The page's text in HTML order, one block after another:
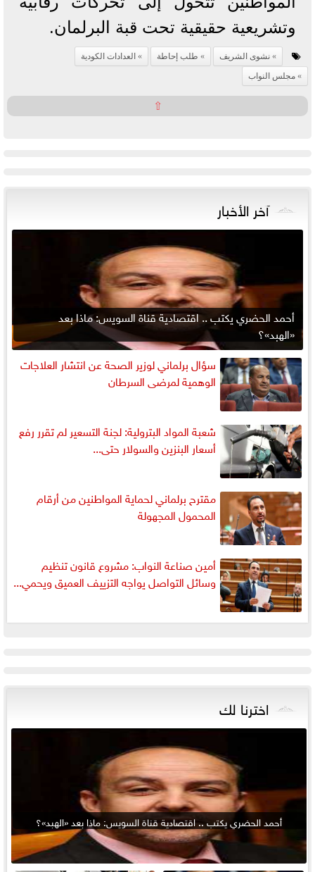
وتشريعية حقيقية تحت قبة البرلمان.
نشوى الشريف طلب إحاطة
العدادات الكودية
مجلس النواب
⇧
آخر الأخبار
أحمد الحضري يكتب .. اقتصادية قناة السويس: ماذا بعد
«الهبد»؟
سؤال برلماني لوزير الصحة عن انتشار العلاجات
الوهمية لمرضى السرطان
شعبة المواد البترولية: لجنة التسعير لم تقرر رفع
أسعار البنزين والسولار حتى...
مقترح برلماني لحماية المواطنين من أرقام
المحمول المجهولة
أمين صناعة النواب: مشروع قانون تنظيم
وسائل التواصل يواجه التزييف العميق ويحمي...
اخترنا لك
أحمد الحضري يكتب .. اقتصادية قناة السويس: ماذا بعد «الهبد»؟